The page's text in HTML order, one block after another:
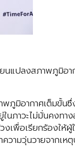
ยนแปลงสภาพภูมิ
ภูมิอากาศเต็มขั้น
าวะไม่มั่นคงทาง
งเพื่อเรียกร้องใ
ามวุ่นวายจากเห